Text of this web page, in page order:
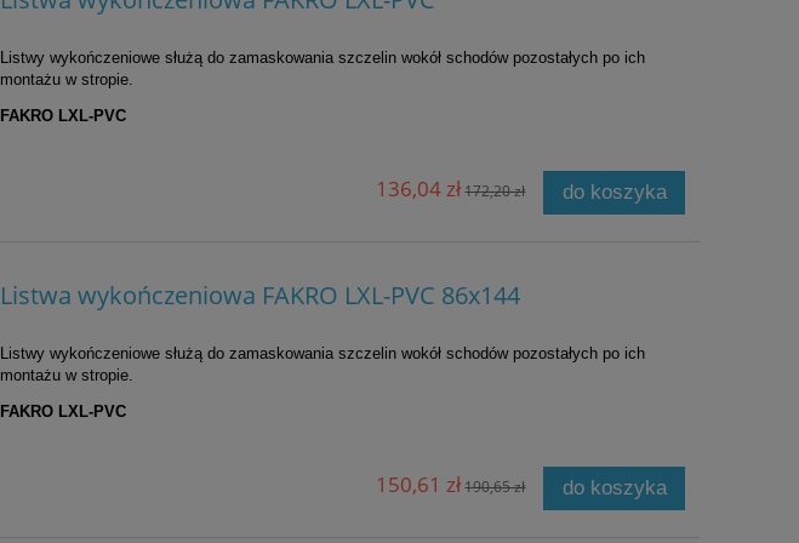
Listwy wykończeniowe służą do zamaskowania szczelin wokół schodów pozostałych po ich
montażu w stropie.
FAKRO LXL-PVC
136,04 zł172,20 zł do koszyka
Listwa wykończeniowa FAKRO LXL-PVC 86x144
Listwy wykończeniowe służą do zamaskowania szczelin wokół schodów pozostałych po ich
montażu w stropie.
FAKRO LXL-PVC
150,61 zł190,65 zł do koszyka